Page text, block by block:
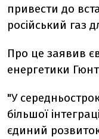
привести до
російський газ
Про це заявив
енергетики
"У
більшої
єдиний